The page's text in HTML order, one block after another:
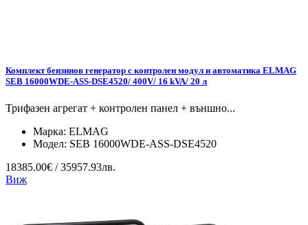
Комплект бензинов генератор с контролен модул и автоматика ELMAG
SEB 16000WDE-ASS-DSE4520/ 400V/ 16 kVA/ 20 л
Трифазен агрегат + контролен панел + външно...
Марка: ELMAG
Модел: SEB 16000WDE-ASS-DSE4520
18385.00€ / 35957.93лв.
Виж